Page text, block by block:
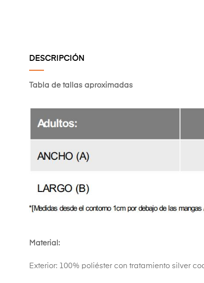
DESCRIPCIÓN
Tabla de tallas aproximadas
Material:
Exterior: 100% poliéster con tratamiento silver